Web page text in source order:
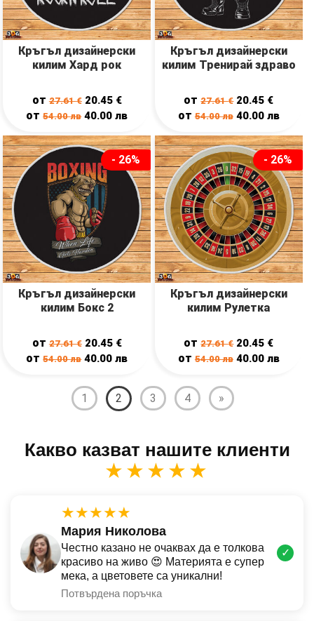
Кръгъл дизайнерски
килим Хард рок
от27.61€ 20.45 €
от54.00лв 40.00лв
Кръгъл дизайнерски
килим Тренирай здраво
от27.61€ 20.45 €
от 54.00лв 40.00 лв
- 26%
Кръгъл дизайнерски
килим Бокс 2
от27.61€ 20.45 €
от54.00лв 40.00лв
- 26%
Кръгъл дизайнерски
килим Рулетка
от27.61€ 20.45 €
от 54.00лв 40.00 лв
1 2 3 4 »
Какво казват нашите клиенти
★★★★★
★★★★★
Мария Николова
Честно казано не очаквах да е толкова
красиво на живо 😍 Материята е супер
мека, а цветовете са уникални!
Потвърдена поръчка
✓